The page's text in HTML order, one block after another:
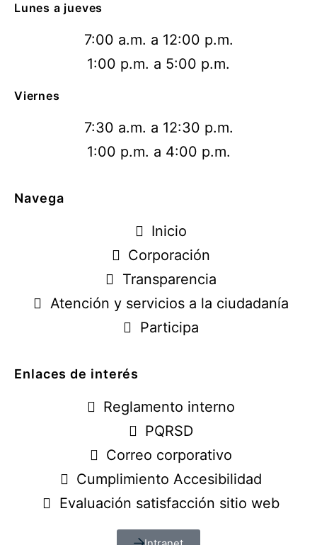
Lunes a jueves
7:00 a.m. a 12:00 p.m.
1:00 p.m. a 5:00 p.m.
Viernes
7:30 a.m. a 12:30 p.m.
1:00 p.m. a 4:00 p.m.
Navega
Inicio
Corporación
Transparencia
Atención y servicios a la ciudadanía
Participa
Enlaces de interés
Reglamento interno
PQRSD
Correo corporativo
Cumplimiento Accesibilidad
Evaluación satisfacción sitio web